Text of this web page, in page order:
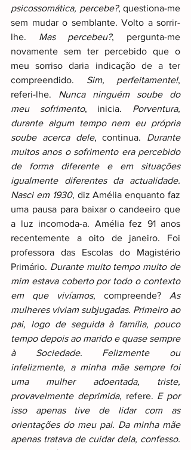
psicossomática, percebe?, questiona-me
sem mudar o semblante. Volto a sorrir-
lhe. Mas percebeu?, pergunta-me
novamente sem ter percebido que o
meu sorriso daria indicação de a ter
compreendido. Sim, perfeitamente!,
referi-lhe. Nunca ninguém soube do
meu sofrimento, inicia. Porventura,
durante algum tempo nem eu própria
soube acerca dele, continua. Durante
muitos anos o sofrimento era percebido
de forma diferente e em situações
igualmente diferentes da actualidade.
Nasci em 1930, diz Amélia enquanto faz
uma pausa para baixar o candeeiro que
a luz incomoda-a. Amélia fez 91 anos
recentemente a oito de janeiro. Foi
professora das Escolas do Magistério
Primário. Durante muito tempo muito de
mim estava coberto por todo o contexto
em que vivíamos, compreende? As
mulheres viviam subjugadas. Primeiro ao
pai, logo de seguida à família, pouco
tempo depois ao marido e quase sempre
à Sociedade. Felizmente ou
infelizmente, a minha mãe sempre foi
uma mulher adoentada, triste,
provavelmente deprimida, refere. E por
isso apenas tive de lidar com as
orientações do meu pai. Da minha mãe
apenas tratava de cuidar dela, confesso.